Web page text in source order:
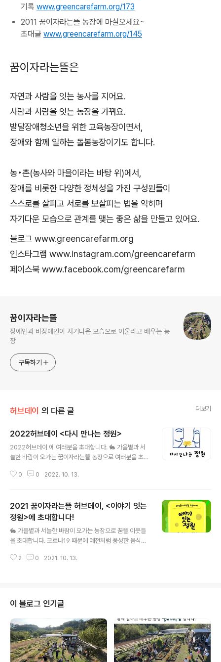
기록 www.greencarefarm.org/173
2011 꿈이자라는뜰 농장에 마실오세요~
초대글 www.greencarefarm.org/145
꿈이자라는뜰은
자연과 사람을 잇는 농사를 지어요.
사람과 사람을 잇는 농장을 가꿔요.
발달장애청소년을 위한 교육농장이면서,
장애와 함께 일하는 돌봄농장이기도 합니다.
농•촌(농사와 마을이라는 바탕 위)에서,
장애를 비롯한 다양한 정체성을 가진 구성원들이
스스로를 살피고 서로를 보살피는 법을 익히며
자기다운 모습으로 관계를 맺는 좋은 삶을 만들고 있어요.
블로그 www.greencarefarm.org
인스타그램 www.instagram.com/greencarefarm
페이스북 www.facebook.com/greencarefarm
꿈이자라는뜰
장애인과 비장애인이 자기다운 모습으로 어울리고 배우는 농
장
구독하기
허브데이 의 다른 글 더보기
2022허브데이 <다시 만나는 정원>
2022허브데이 에 여러분을 초대합니다. 🐇 가을볕과 서
늘한 바람이 오가는 꿈이자라는뜰 농장으로 여러분을 초대
사람들을 다시 만나기 시작해도 좋을 것 같습니다. 긴장했
자 오셔도 좋고, 함께 오셔도 좋습니다. 오래된 친구들과 꿈
뜰농장에서 다시 만나자는 약속을 잡아보는 것은 또 어떠
세요? 🌳 10월 21일(금)~22일(토) 오후 2시~5시, 꿈이
자라는뜰 농장에서 만나요 🥕 친구와 나눠먹을 음식을 가
와 커피, 쿠키를 준비해 놓을게요. 꿈뜰 허브데이가 늘 그랬
0 0 2022. 10. 13.
2021 꿈이자라는뜰 허브데이, <이야기 잇는
정원>에 초대합니다!
🐇 가을볕과 서늘한 바람이 오가는 농장으로 꿈뜰 이웃들
을 초대합니다. 코로나19 때문에 예전처럼 풍성한 음식과
야외공간에서 올해도 소소한 만남을 이어가려고 합니다.
을 빼고, 늦가을을 느긋하고 한가롭게 즐겨보면 어떨까요?
🌳 허브데이 일정: 10월 20일(수) 저녁 7시, 21일(목)~2
3일(토) 오후 2시~5시 💫 이야기 잇는 정원에서 만날 수
있는 이야기들 (블로그 아래 부분에 자세한 소개를 덧붙여
두었습니다) 20일(수) 저녁 7시, 밝맑도서관 1층 공동체상
영 + 보고나서 나..
2 0 2021. 10. 13.
이 블로그 인기글